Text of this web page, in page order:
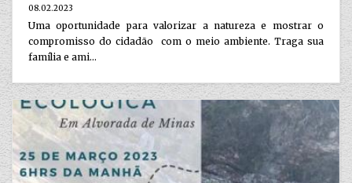
08.02.2023
Uma oportunidade para valorizar a natureza e mostrar o
compromisso do cidadão com o meio ambiente. Traga sua
família e ami...